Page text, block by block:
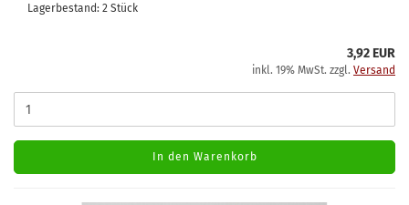
Lagerbestand: 2 Stück
3,92 EUR
inkl. 19% MwSt. zzgl. Versand
In den Warenkorb